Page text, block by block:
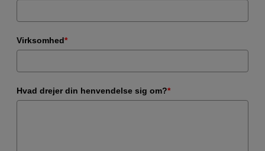
Virksomhed*
Hvad drejer din henvendelse sig om?*